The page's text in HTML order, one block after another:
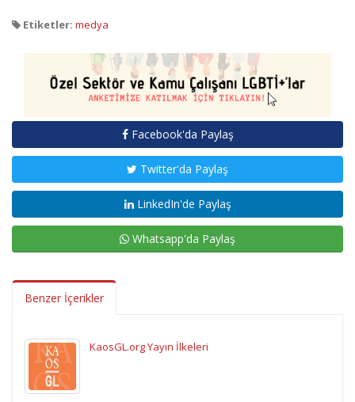
Etiketler: medya
Facebook'da Paylaş
Twitter'da Paylaş
LinkedIn'de Paylaş
Whatsapp'da Paylaş
Benzer İçerikler
KaosGL.org Yayın İlkeleri